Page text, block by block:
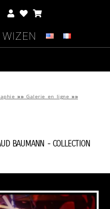
»» Galerie en ligne »»
Baumann -Collection